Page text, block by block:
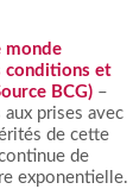
monde
conditions et
BCG) –
prises avec
de cette
de
exponentielle.